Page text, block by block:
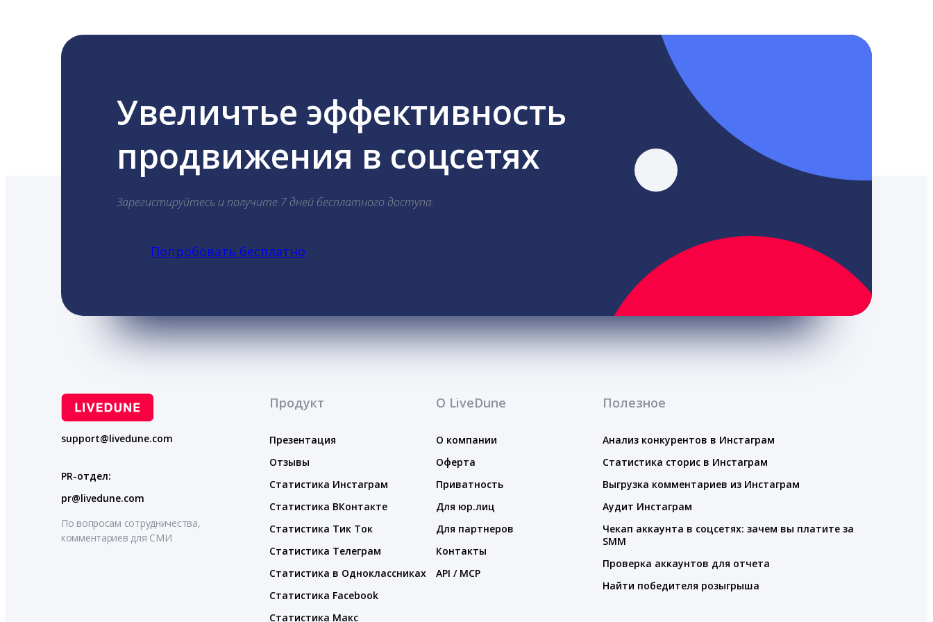
Увеличтье эффективность
продвижения в соцсетях
Зарегистируйтесь и получите 7 дней бесплатного доступа.
Попробовать бесплатно
support@livedune.com
PR-отдел:
pr@livedune.com
По вопросам сотрудничества,
комментариев для СМИ
Продукт
Презентация
Отзывы
Статистика Инстаграм
Статистика ВКонтакте
Статистика Тик Ток
Статистика Телеграм
Статистика в Одноклассниках
Статистика Facebook
Статистика Макс
О LiveDune
О компании
Оферта
Приватность
Для юр.лиц
Для партнеров
Контакты
API / MCP
Полезное
Анализ конкурентов в Инстаграм
Статистика сторис в Инстаграм
Выгрузка комментариев из Инстаграм
Аудит Инстаграм
Чекап аккаунта в соцсетях: зачем вы платите за
SMM
Проверка аккаунтов для отчета
Найти победителя розыгрыша